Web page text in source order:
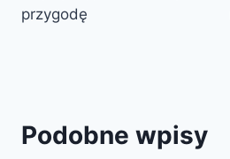
przygodę
Podobne wpisy